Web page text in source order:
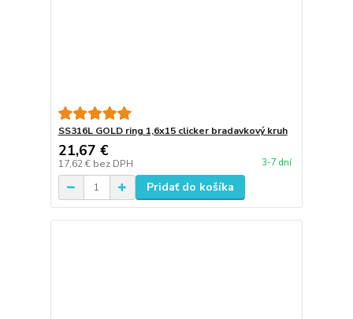
SS316L GOLD ring 1,6x15 clicker bradavkový kruh
21,67 €
17,62 € bez DPH 3-7 dní
Pridať do košíka